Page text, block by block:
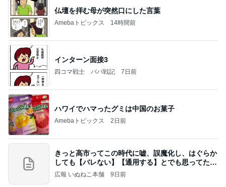
仏壇を拝む母が突然口にした言葉
Amebaトピックス 14時間前
インターン面接3
四コマ戦士 パパ戦記 7日前
ハワイでハマったグミは中国のお菓子
Amebaトピックス 2日前
きっと高市ってこの時代に嘘、誤魔化し、はぐらか
しても【バレない】【通用する】とでも思ってたん
だろ
広報 いぬねこ本舗 9日前